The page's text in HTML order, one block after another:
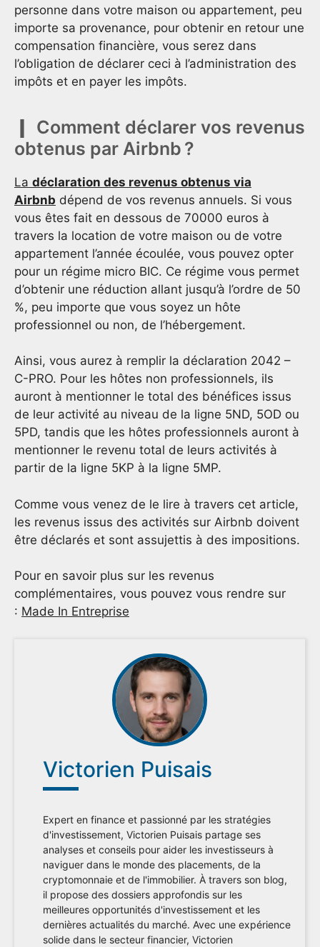
personne dans votre maison ou appartement, peu
importe sa provenance, pour obtenir en retour une
compensation financière, vous serez dans
l’obligation de déclarer ceci à l’administration des
impôts et en payer les impôts.
Comment déclarer vos revenus
obtenus par Airbnb ?
La déclaration des revenus obtenus via
Airbnb dépend de vos revenus annuels. Si vous
vous êtes fait en dessous de 70000 euros à
travers la location de votre maison ou de votre
appartement l’année écoulée, vous pouvez opter
pour un régime micro BIC. Ce régime vous permet
d’obtenir une réduction allant jusqu’à l’ordre de 50
%, peu importe que vous soyez un hôte
professionnel ou non, de l’hébergement.
Ainsi, vous aurez à remplir la déclaration 2042 –
C-PRO. Pour les hôtes non professionnels, ils
auront à mentionner le total des bénéfices issus
de leur activité au niveau de la ligne 5ND, 5OD ou
5PD, tandis que les hôtes professionnels auront à
mentionner le revenu total de leurs activités à
partir de la ligne 5KP à la ligne 5MP.
Comme vous venez de le lire à travers cet article,
les revenus issus des activités sur Airbnb doivent
être déclarés et sont assujettis à des impositions.
Pour en savoir plus sur les revenus
complémentaires, vous pouvez vous rendre sur
: Made In Entreprise
Victorien Puisais
Expert en finance et passionné par les stratégies
d'investissement, Victorien Puisais partage ses
analyses et conseils pour aider les investisseurs à
naviguer dans le monde des placements, de la
cryptomonnaie et de l'immobilier. À travers son blog,
il propose des dossiers approfondis sur les
meilleures opportunités d'investissement et les
dernières actualités du marché. Avec une expérience
solide dans le secteur financier, Victorien